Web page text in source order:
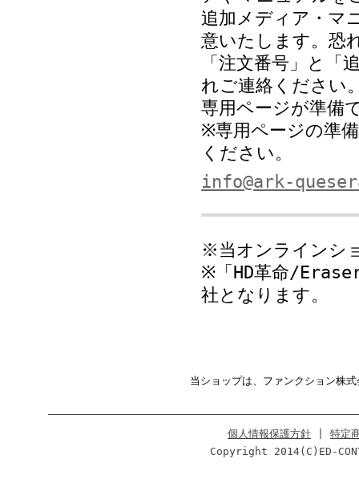
追加メディア・マ
意いたします。恐
「注文番号」と
れご連絡ください
専用ページが準備
※専用ページの準
ください。
info@ark-
※当オンラインシ
※「HD革命/
社となります。
当ショップは、ファンクション株
個人情報保護方針
特定
Copyright 2014(C)ED-